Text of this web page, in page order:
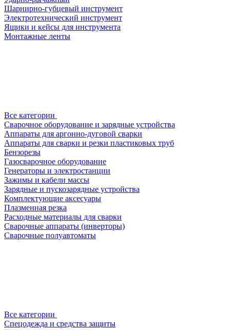
Шарнирно-губцевый инструмент
Электротехнический инструмент
Ящики и кейсы для инструмента
Монтажные ленты
Все категории
Сварочное оборудование и зарядные устройства
Аппараты для аргонно-дуговой сварки
Аппараты для сварки и резки пластиковых труб
Бензорезы
Газосварочное оборудование
Генераторы и электростанции
Зажимы и кабели массы
Зарядные и пускозарядные устройства
Комплектующие аксесуары
Плазменная резка
Расходные материалы для сварки
Сварочные аппараты (инверторы)
Сварочные полуавтоматы
Все категории
Спецодежда и средства защиты